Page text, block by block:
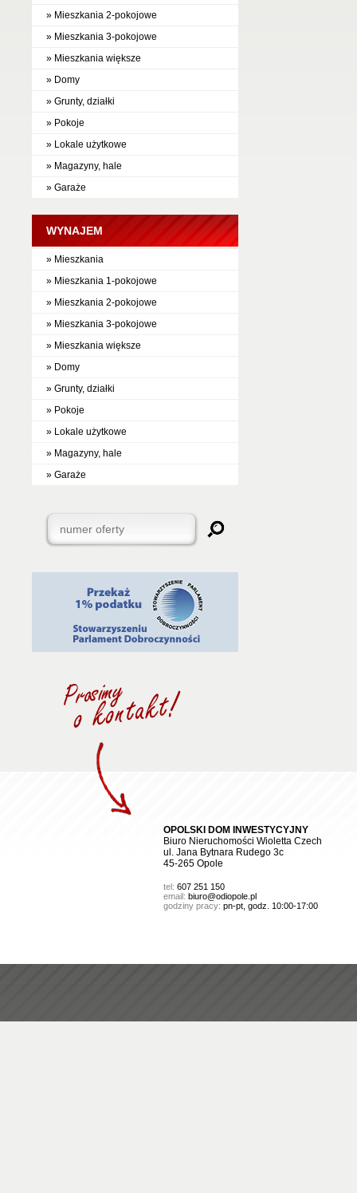
» Mieszkania 2-pokojowe
» Mieszkania 3-pokojowe
» Mieszkania większe
» Domy
» Grunty, działki
» Pokoje
» Lokale użytkowe
» Magazyny, hale
» Garaże
WYNAJEM
» Mieszkania
» Mieszkania 1-pokojowe
» Mieszkania 2-pokojowe
» Mieszkania 3-pokojowe
» Mieszkania większe
» Domy
» Grunty, działki
» Pokoje
» Lokale użytkowe
» Magazyny, hale
» Garaże
OPOLSKI DOM INWESTYCYJNY
Biuro Nieruchomości Wioletta Czech
ul. Jana Bytnara Rudego 3c
45-265 Opole
tel: 607 251 150
email: biuro@odiopole.pl
godziny pracy: pn-pt, godz. 10:00-17:00